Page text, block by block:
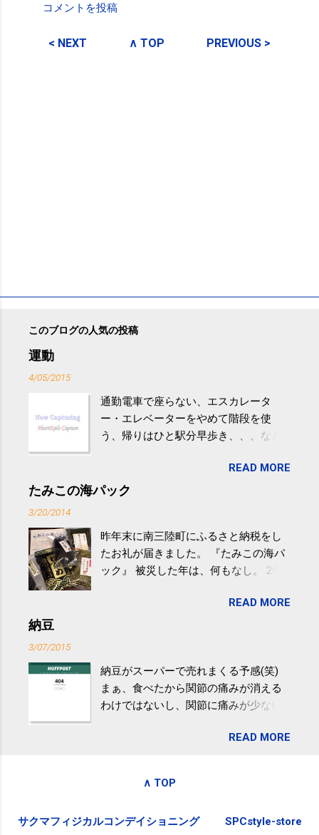
メ
コメントを投稿
< NEXT ∧ TOP PREVIOUS >
このブログの人気の投稿
運動
4/05/2015
通勤電車で座らない、エスカレータ
ー・エレベーターをやめて階段を使
う、帰りはひと駅分早歩き、、、など
やすい。 スポーツウェア・シューズで
するものだけが運動ではない。 食べ
けると改善する、との結果を筑波大の
研究チームが発表した。改善が期待で
きるのは、過度の飲酒が原因ではない
減らなくても効果があるという。 正田
波大「減量しなくても効果」 - ニュー
ス - アピタル（医療・健康）
READ MORE
たみこの海パック
3/20/2014
昨年末に南三陸町にふるさと納税をし
たお礼が届きました。 『たみこの海パ
ック』 被災した年は、何もなし。 2年
が『たみこの海パック』。 ボランティ
全く考えていなかったので、貰えると
少しづつ復興してる感が伝わってきて
嬉しいです。 あと、ふるさと納税が節
ですが、節税になるほど稼げていない
税務局｜ふるさと納税など個人住民税
READ MORE
納豆
3/07/2015
納豆がスーパーで売れまくる予感(笑)
まぁ、食べたから関節の痛みが消える
わけではないし、関節に痛みが少ない
ど。。 「関節の老化」は、「コンドロ
歳をピークにして、体内で作られる量
代の半分、60代ではそのさらに半分に
READ MORE
∧ TOP
サクマフィジカルコンデイショニング SPCstyle-store